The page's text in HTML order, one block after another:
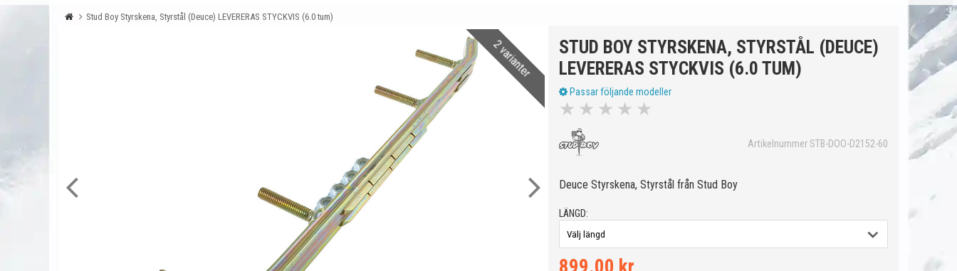
Stud Boy Styrskena, Styrstål (Deuce) LEVERERAS STYCKVIS (6.0 tum)
2 varianter
STUD BOY STYRSKENA, STYRSTÅL (DEUCE)
LEVERERAS STYCKVIS (6.0 TUM)
Passar följande modeller
★ ★ ★ ★ ★
Artikelnummer STB-DOO-D2152-60
Deuce Styrskena, Styrstål från Stud Boy
LÄNGD: